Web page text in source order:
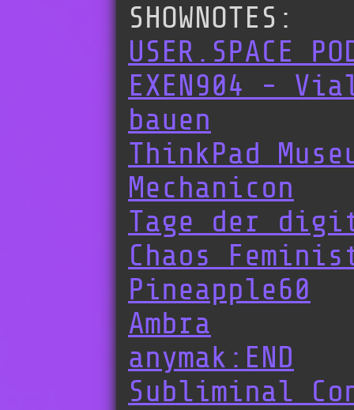
SHOWNOTES:
USER.SPACE
EXEN904 -
bauen
ThinkPad
Mechanicon
Tage der
Chaos
Pineapple60
Ambra
anymak:END
Subliminal